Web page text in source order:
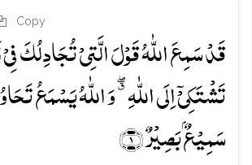
Copy
قَدۡ سَمِعَ اللّٰہُ قَوۡلَ الَّتِیۡ تُجَادِلُکَ
تَشۡتَکِیۡۤ اِلَی اللّٰہِ ٭ۖ وَ اللّٰہُ یَسۡمَعُ
سَمِیۡعٌۢ بَصِیۡرٌ ﴿۱﴾